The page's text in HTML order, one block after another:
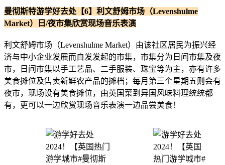
曼彻斯特游学好去处【6】利文舒姆市场（Levenshulme
Market）日/夜市集欣赏现场音乐表演
利文舒姆市场（Levenshulme Market）由该社区居民为振兴经
济与中小企业发展而自发发起的市集，市集分为日间市集及夜
市，日间市集以手工艺品、二手服装、珠宝等为主，亦有许多
美食摊位及售卖新鲜农产品的摊档；每月第三个星期五则会有
夜市，现场设有美食摊位，由英国菜到异国风味料理统统都
有，更可以一边欣赏现场音乐表演一边品尝美食！